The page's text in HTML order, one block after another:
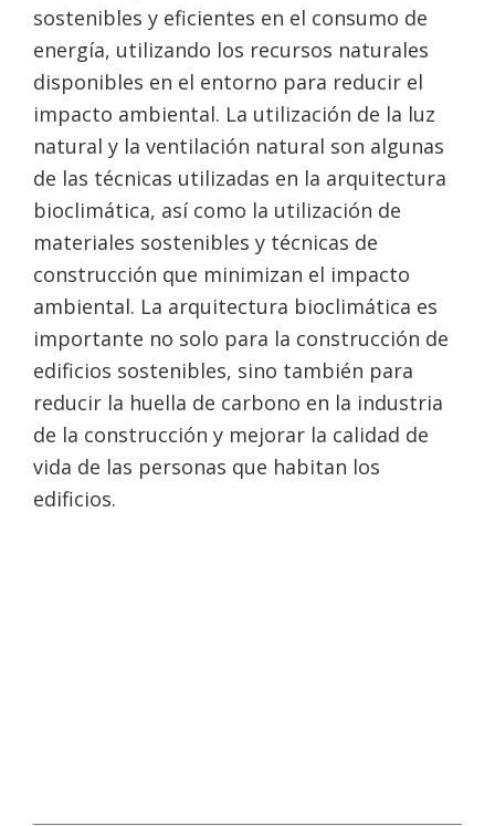
sostenibles y eficientes en el consumo de
energía, utilizando los recursos naturales
disponibles en el entorno para reducir el
impacto ambiental. La utilización de la luz
natural y la ventilación natural son algunas
de las técnicas utilizadas en la arquitectura
bioclimática, así como la utilización de
materiales sostenibles y técnicas de
construcción que minimizan el impacto
ambiental. La arquitectura bioclimática es
importante no solo para la construcción de
edificios sostenibles, sino también para
reducir la huella de carbono en la industria
de la construcción y mejorar la calidad de
vida de las personas que habitan los
edificios.